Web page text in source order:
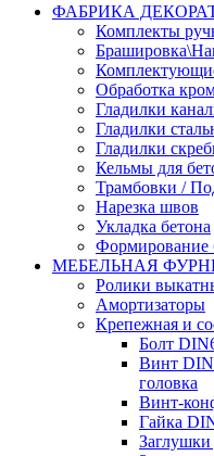
ФАБРИКА
Комплекты
Обработка
Гладилки
Гладилки
Гладилки
Кельмы для
Трамбовки /
Нарезка швов
Укладка бетона
Формирование
МЕБЕЛЬНАЯ
Ролики
Амортизаторы
Крепежная и
Болт
Винт
головка
Винт-
Гайка